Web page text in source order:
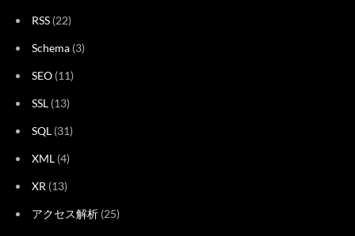
RSS (22)
Schema (3)
SEO (11)
SSL (13)
SQL (31)
XML (4)
XR (13)
アクセス解析 (25)